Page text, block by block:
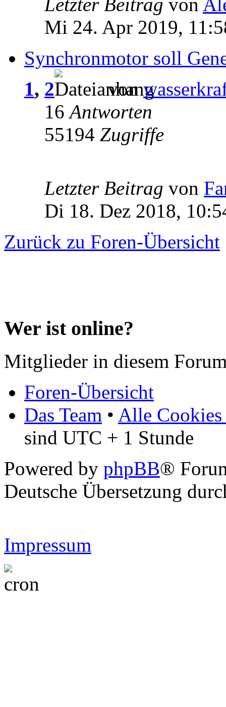
Letzter Beitrag von
Mi 24. Apr 2019,
Synchronmotor soll
1, 2 von
16Antworten
55194 Zugriffe
Letzter Beitrag von
Di 18. Dez 2018,
Zurück zu Foren-Übersicht
Wer ist online?
Mitglieder in diesem
Foren-Übersicht
Das Team • Alle Cookies
sind UTC + 1 Stunde
Powered by phpBB®
Deutsche Übersetzung
Impressum